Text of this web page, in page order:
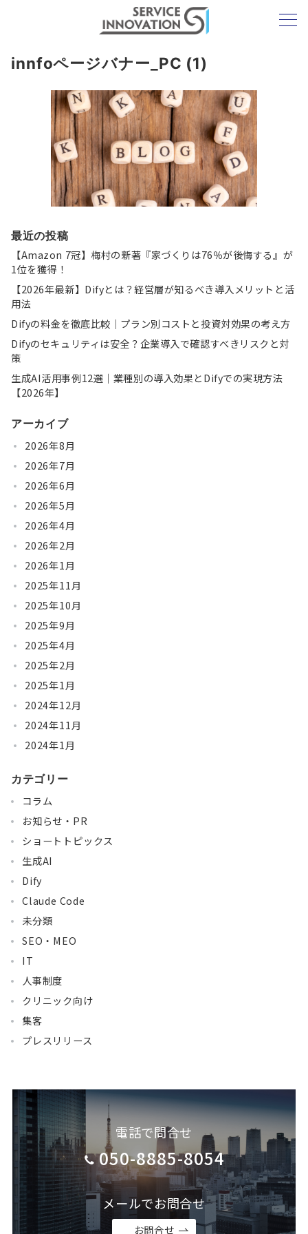
innfoページバナー_PC (1)
最近の投稿
【Amazon 7冠】梅村の新著『家づくりは76％が後悔する』が
1位を獲得！
【2026年最新】Difyとは？経営層が知るべき導入メリットと活
用法
Difyの料金を徹底比較｜プラン別コストと投資対効果の考え方
Difyのセキュリティは安全？企業導入で確認すべきリスクと対
策
生成AI活用事例12選｜業種別の導入効果とDifyでの実現方法
【2026年】
アーカイブ
2026年8月
2026年7月
2026年6月
2026年5月
2026年4月
2026年2月
2026年1月
2025年11月
2025年10月
2025年9月
2025年4月
2025年2月
2025年1月
2024年12月
2024年11月
2024年1月
カテゴリー
コラム
お知らせ・PR
ショートトピックス
生成AI
Dify
Claude Code
未分類
SEO・MEO
IT
人事制度
クリニック向け
集客
プレスリリース
電話で問合せ
050-8885-8054
メールでお問合せ
お問合せ